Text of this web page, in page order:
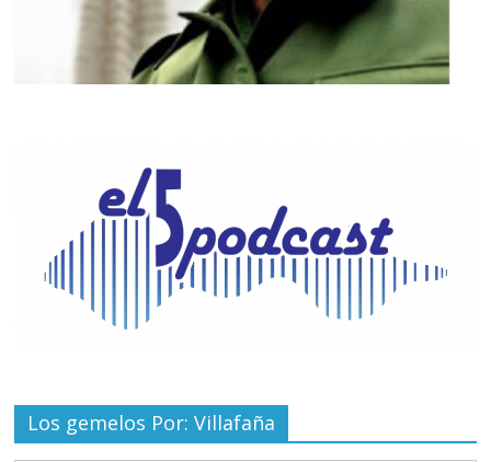
Los gemelos Por: Villafaña